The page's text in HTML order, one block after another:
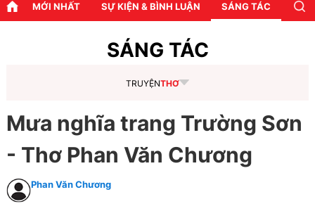
MỚI NHẤT SỰ KIỆN & BÌNH LUẬN SÁNG TÁC
SÁNG TÁC
TRUYỆNTHƠ
Mưa nghĩa trang Trường Sơn
- Thơ Phan Văn Chương
Phan Văn Chương